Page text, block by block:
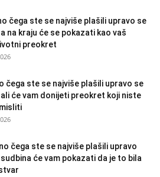
čega ste se najviše plašili upravo se
na kraju će se pokazati kao vaš
preokret
čega ste se najviše plašili upravo se
će vam donijeti preokret koji niste
čega ste se najviše plašili upravo
će vam pokazati da je to bila